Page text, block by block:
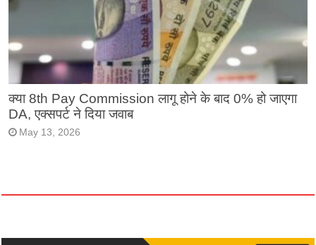
क्या 8th Pay Commission लागू होने के बाद 0% हो जाएगा
DA, एक्सपर्ट ने दिया जवाब
May 13, 2026